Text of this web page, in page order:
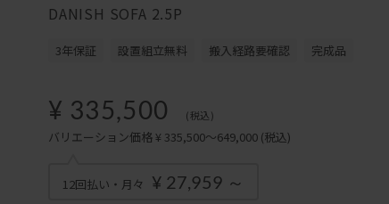
DANISH SOFA 2.5P
3年保証 設置組立無料 搬入経路要確認 完成品
¥ 335,500 (税込)
バリエーション価格 ¥ 335,500～649,000 (税込)
12回払い・月々 ¥ 27,959 ～